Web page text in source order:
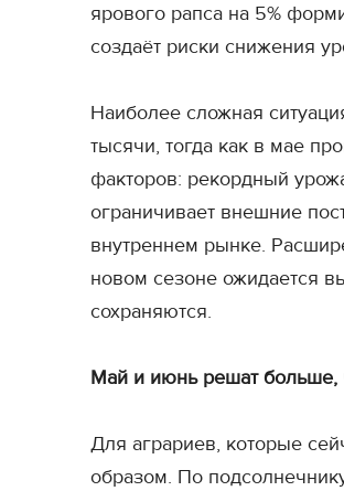
ярового рапса на 5%
создаёт риски снижения
Наиболее сложная
тысячи, тогда как в мае
факторов: рекордный
ограничивает внешние
внутреннем рынке.
новом сезоне ожидается
сохраняются.
Май и июнь решат больше,
Для аграриев, которые
образом. По